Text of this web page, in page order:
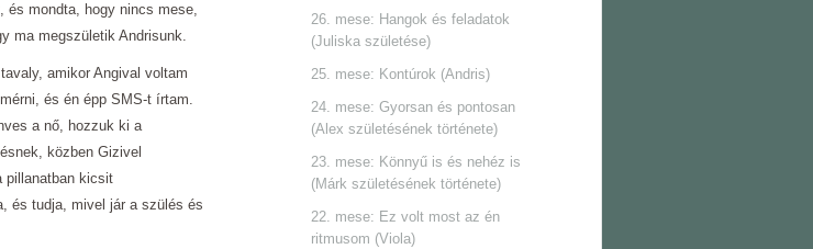
és mondta, hogy nincs mese,
ma megszületik Andrisunk.
amikor Angival voltam
és én épp SMS-t írtam.
a nő, hozzuk ki a
közben Gizivel
pillanatban kicsit
és tudja, mivel jár a szülés és
26. mese: Hangok és feladatok
(Juliska születése)
25. mese: Kontúrok (Andris)
24. mese: Gyorsan és pontosan
(Alex születésének története)
23. mese: Könnyű is és nehéz is
(Márk születésének története)
22. mese: Ez volt most az én
ritmusom (Viola)